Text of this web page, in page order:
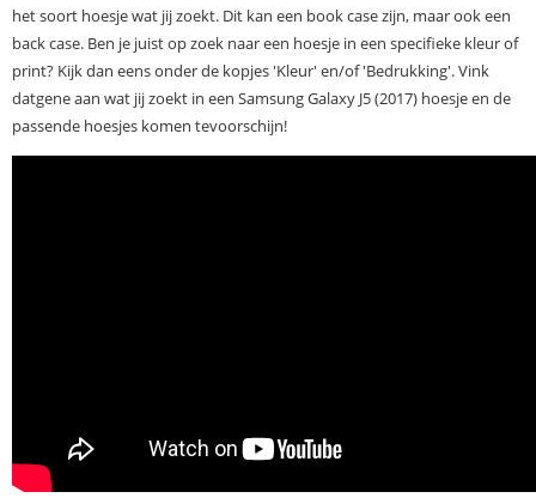
het soort hoesje wat jij zoekt. Dit kan een book case zijn, maar ook een
back case. Ben je juist op zoek naar een hoesje in een specifieke kleur of
print? Kijk dan eens onder de kopjes 'Kleur' en/of 'Bedrukking'. Vink
datgene aan wat jij zoekt in een Samsung Galaxy J5 (2017) hoesje en de
passende hoesjes komen tevoorschijn!